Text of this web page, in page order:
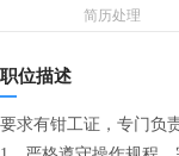
简历处理
职位描述
要求有钳工证，专门负